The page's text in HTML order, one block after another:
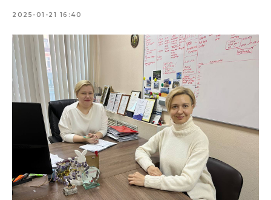
2025-01-21 16:40